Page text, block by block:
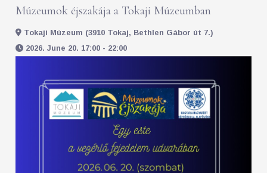
Múzeumok éjszakája a Tokaji Múzeumban
Tokaji Múzeum (3910 Tokaj, Bethlen Gábor út 7.)
2026. June 20. 17:00 - 22:00